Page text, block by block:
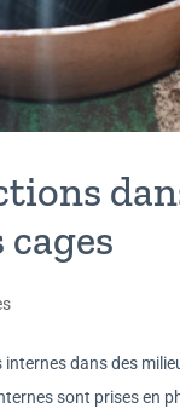
dans des
sont prises en